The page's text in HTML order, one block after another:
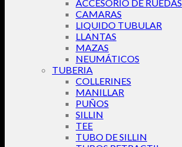
ACCESORIO DE RUEDAS
CAMARAS
LIQUIDO TUBULAR
LLANTAS
MAZAS
NEUMÁTICOS
TUBERIA
COLLERINES
MANILLAR
PUÑOS
SILLIN
TEE
TUBO DE SILLIN